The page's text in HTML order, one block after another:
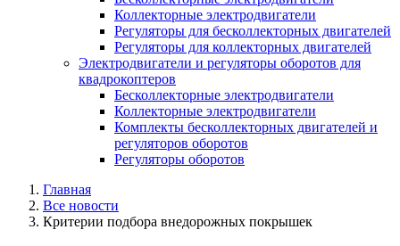
Коллекторные электродвигатели
Регуляторы для бесколлекторных двигателей
Регуляторы для коллекторных двигателей
Электродвигатели и регуляторы оборотов для
квадрокоптеров
Бесколлекторные электродвигатели
Коллекторные электродвигатели
Комплекты бесколлекторных двигателей и
регуляторов оборотов
Регуляторы оборотов
Главная
Все новости
Критерии подбора внедорожных покрышек